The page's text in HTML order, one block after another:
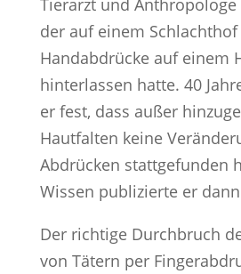
der auf einem
Handabdrücke auf einem
hinterlassen hatte. 40
er fest, dass außer
Hautfalten keine
Abdrücken stattgefunden
Wissen publizierte er
Der richtige Durchbruch
von Tätern per